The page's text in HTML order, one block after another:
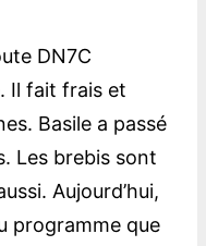
DN7C
Il fait frais et
Basile a passé
Les brebis sont
Aujourd’hui,
programme que